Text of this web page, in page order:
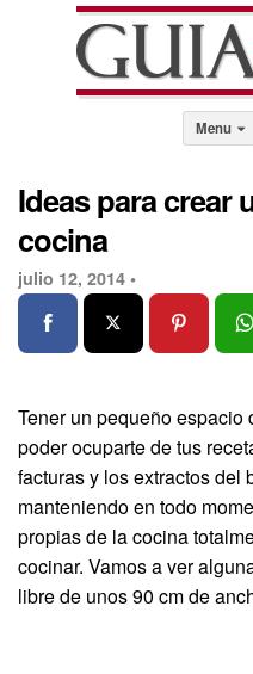
Menu
Ideas para crear
cocina
julio 12, 2014 •
Tener un pequeño
poder ocuparte de tus
facturas y los extractos del
manteniendo en todo
propias de la cocina
cocinar. Vamos a ver
libre de unos 90 cm de